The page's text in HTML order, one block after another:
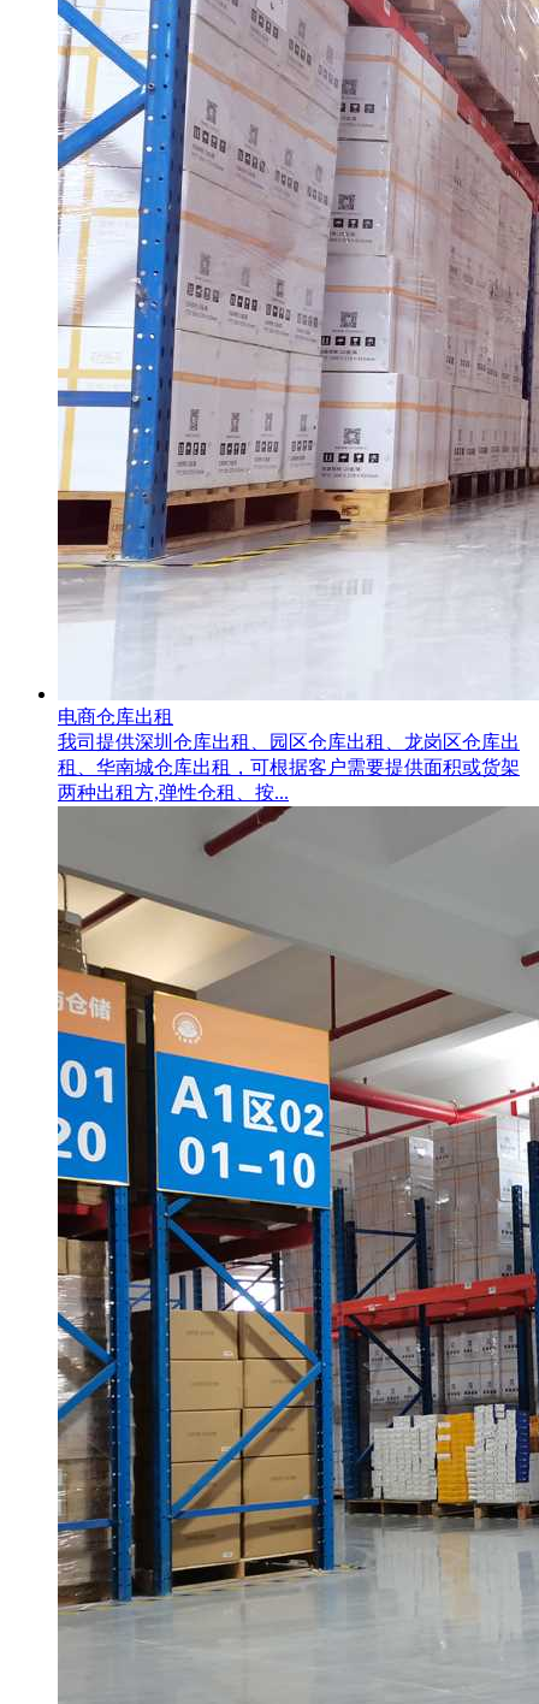
电商仓库出租
我司提供深圳仓库出租、园区仓库出租、龙岗区仓库出
租、华南城仓库出租，可根据客户需要提供面积或货架
两种出租方,弹性仓租、按...